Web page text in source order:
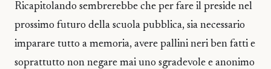
Ricapitolando sembrerebbe che per fare il preside nel
prossimo futuro della scuola pubblica, sia necessario
imparare tutto a memoria, avere pallini neri ben fatti e
soprattutto non negare mai uno sgradevole e anonimo